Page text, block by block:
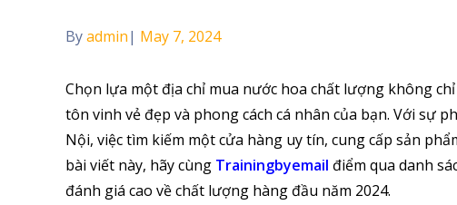
Byadmin
Posted
May 7, 2024
Chọn lựa một địa chỉ mua nước hoa chất lượng không
tôn vinh vẻ đẹp và phong cách cá nhân của bạn. Với sự
Nội, việc tìm kiếm một cửa hàng uy tín, cung cấp sản
bài viết này, hãy cùng Trainingbyemail điểm qua danh
đánh giá cao về chất lượng hàng đầu năm 2024.